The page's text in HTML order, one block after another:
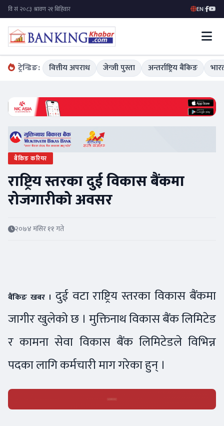
EN|
ट्रेन्डिङ: वित्तीय अपराध जेन्जी पुस्ता अन्तर्राष्ट्रिय बैंकिङ
बैंकिङ करियर
राष्ट्रिय स्तरका दुई विकास बैंकमा
रोजगारीको अवसर
२०७४ मंसिर ११ गते
बैंकिङ खबर । दुई वटा राष्ट्रिय स्तरका विकास बैंकमा
जागीर खुलेको छ । मुक्तिनाथ विकास बैंक लिमिटेड
र कामना सेवा विकास बैंक लिमिटेडले विभिन्न
पदका लागि कर्मचारी माग गरेका हुन् ।